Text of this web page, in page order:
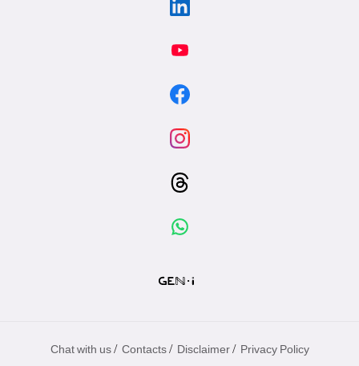
Chat with us / Contacts / Disclaimer / Privacy Policy